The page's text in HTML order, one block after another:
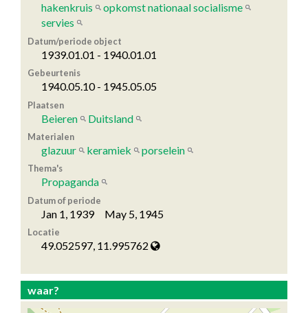
hakenkruis
opkomst nationaal socialisme
servies
Datum/periode object
1939.01.01 - 1940.01.01
Gebeurtenis
1940.05.10 - 1945.05.05
Plaatsen
Beieren Duitsland
Materialen
glazuur keramiek porselein
Thema's
Propaganda
Datum of periode
Jan 1, 1939 May 5, 1945
Locatie
49.052597, 11.995762
waar?